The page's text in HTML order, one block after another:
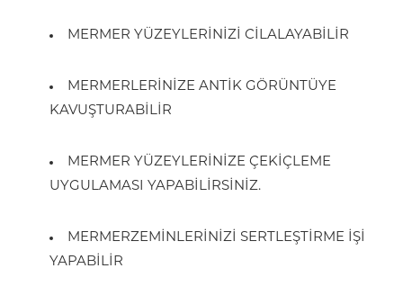
MERMER YÜZEYLERİNİZİ CİLALAYABİLİR
MERMERLERİNİZE ANTİK GÖRÜNTÜYE
KAVUŞTURABİLİR
MERMER YÜZEYLERİNİZE ÇEKİÇLEME
UYGULAMASI YAPABİLİRSİNİZ.
MERMERZEMİNLERİNİZİ SERTLEŞTİRME İŞİ
YAPABİLİR